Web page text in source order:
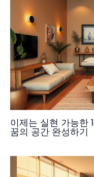
이제는 실현 가능한
꿈의 공간 완성하기